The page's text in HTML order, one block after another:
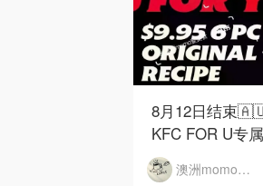
8月12日结束
KFC FOR U专
澳洲momo爱吃